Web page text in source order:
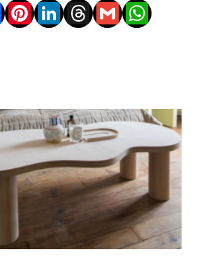
Pinterest
LinkedIn
Threads
Gmail